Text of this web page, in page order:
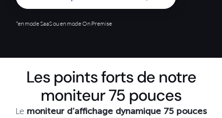
*en mode SaaS ou en mode On Premise
Les points forts de notre
moniteur 75 pouces
Le moniteur d’affichage dynamique 75 pouces